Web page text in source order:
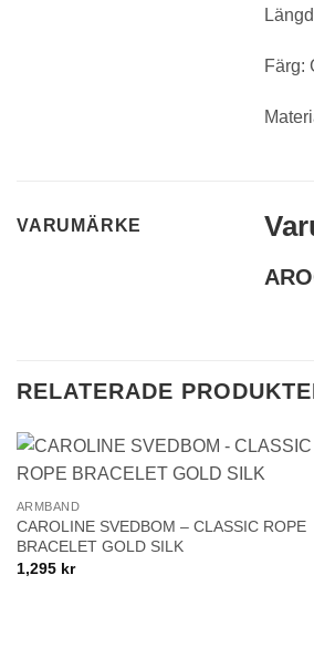
Färg:
VARUMÄRKE
RELATERADE
+
ARMBAND
CAROLINE SVEDBOM – CLASSIC ROPE
BRACELET GOLD SILK
1,295 kr